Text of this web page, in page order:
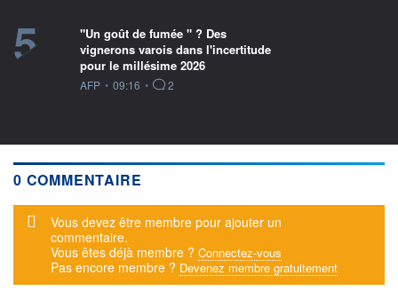
5
"Un goût de fumée " ? Des
vignerons varois dans l'incertitude
pour le millésime 2026
information fournie par
AFP • 09:16 • 2
0 COMMENTAIRE
Message d'alerte
Vous devez être membre pour ajouter un
commentaire.
Vous êtes déjà membre ? Connectez-vous
Pas encore membre ? Devenez membre gratuitement